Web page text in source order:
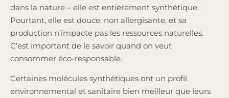
dans la nature – elle est entièrement synthétique.
Pourtant, elle est douce, non allergisante, et sa
production n’impacte pas les ressources naturelles.
C’est important de le savoir quand on veut
consommer éco-responsable.
Certaines molécules synthétiques ont un profil
environnemental et sanitaire bien meilleur que leurs